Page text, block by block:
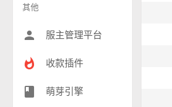
其他
person 服主管理平台
whatshot 收款插件
class 萌芽引擎